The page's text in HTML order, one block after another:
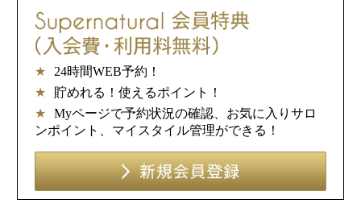
★
24時間WEB予約！
★
貯めれる！使えるポイント！
★
Myページで予約状況の確認、お気に入りサロ
ンポイント、マイスタイル管理ができる！